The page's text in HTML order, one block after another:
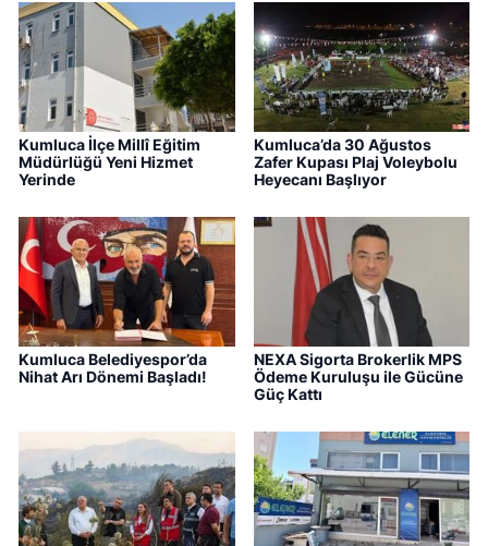
Kumluca İlçe Millî Eğitim
Müdürlüğü Yeni Hizmet
Yerinde
Kumluca’da 30 Ağustos
Zafer Kupası Plaj Voleybolu
Heyecanı Başlıyor
Kumluca Belediyespor’da
Nihat Arı Dönemi Başladı!
NEXA Sigorta Brokerlik MPS
Ödeme Kuruluşu ile Gücüne
Güç Kattı